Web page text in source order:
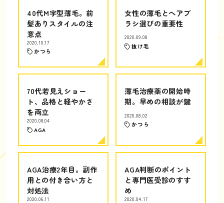
40代M字型薄毛。前
髪ありスタイルの注
意点
2020.10.17
かつら
女性の薄毛とヘアブ
ラシ選びの重要性
2020.09.08
抜け毛
70代若見えショー
ト、品格と軽やかさ
を両立
2020.08.04
AGA
薄毛治療薬の開始時
期。早めの相談が鍵
2020.08.02
かつら
AGA治療2年目。副作
用との付き合い方と
対処法
2020.06.11
AGA判断のポイント
と専門医受診のすす
め
2020.04.17